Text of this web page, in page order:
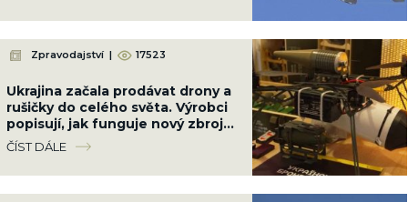
Zpravodajství | 17523
Ukrajina začala prodávat drony a
rušičky do celého světa. Výrobci
popisují, jak funguje nový zbrojní
byznys uprostřed války
ČÍST DÁLE